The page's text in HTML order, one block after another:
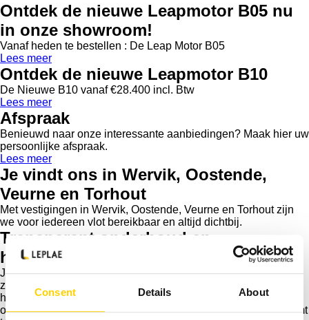
Consent Details About
Ontdek de nieuwe Leapmotor B05 nu
in onze showroom!
Vanaf heden te bestellen : De Leap Motor B05
Lees meer
Ontdek de nieuwe Leapmotor B10
De Nieuwe B10 vanaf €28.400 incl. Btw
Lees meer
Afspraak
Benieuwd naar onze interessante aanbiedingen? Maak hier uw
persoonlijke afspraak.
Lees meer
Je vindt ons in Wervik, Oostende,
Veurne en Torhout
Met vestigingen in Wervik, Oostende, Veurne en Torhout zijn
we voor iedereen vlot bereikbaar en altijd dichtbij.
Transparant onderhoud en
herstellingen.
Je kunt 6 dagen op 7 – ook op zaterdagvoormiddag – met of
zonder afspraak bij ons terecht voor onderhoud en
herstellingen door onze ervaren medewerkers. Transparantie
over de kostprijs zorgt ervoor dat je niet voor verrassingen komt